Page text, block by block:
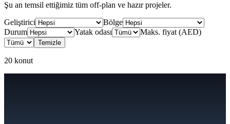
Şu an temsil ettiğimiz tüm off-plan ve hazır projeler.
Geliştirici
Bölge
Durum
Yatak odası Maks. fiyat (AED)
Temizle
20 konut